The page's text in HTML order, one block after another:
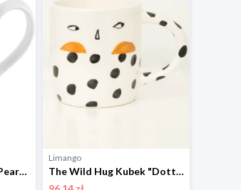
The Wild Hug Kubek "Pear" w kolorze biało-pomarańczowym - wys. 9 cm rozmiar: onesize
Limango
The Wild Hug Kubek "Dotted Face" w kolorze biało-czarnym - wys. 10 x Ø 9 cm rozmiar: onesize